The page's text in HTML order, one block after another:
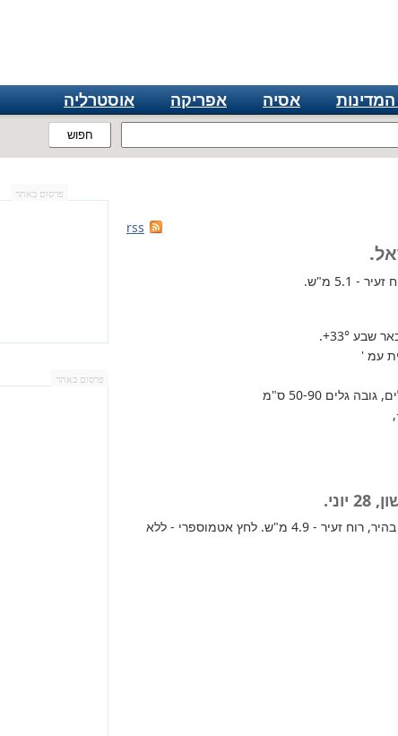
חפוש
אסיה אפריקה אוסטרליה
rss
- 5.1 מ"ש.
שבע +33°
.
גלים 50-90 ס"מ
,
מחר ברוב חלקי הארץ טמפרטורה ללא שינוי, בהיר, רוח זעיר - 4.9 מ"ש. לחץ אטמוספרי - ללא
פרסום באתר
פרסום באתר